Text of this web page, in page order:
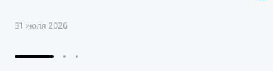
31 июля 2026